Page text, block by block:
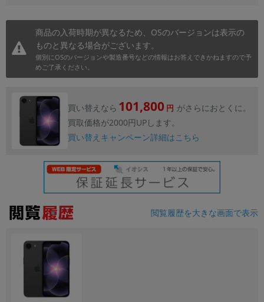
商品の入荷時期が異なるため、OSのバージョンは表示の
ものと異なる場合がございます。
個別にOSのバージョンや製造番号などの情報はお答えできかねますので予
めご了承ください。
買い替えなら 101,800 円 がさらにおとくに。
買取価格が2000円UPします。
買い替えキャンペーン詳細はこちら
閲覧履歴を大きな画面で表示